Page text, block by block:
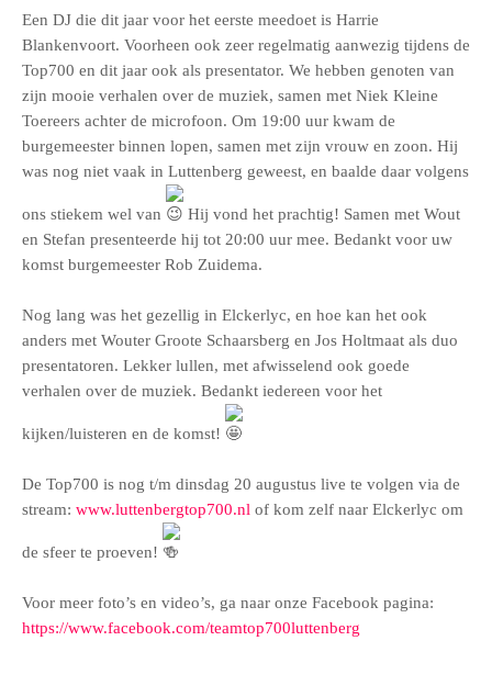
Een DJ die dit jaar voor het eerste meedoet is Harrie
Blankenvoort. Voorheen ook zeer regelmatig aanwezig tijdens de
Top700 en dit jaar ook als presentator. We hebben genoten van
zijn mooie verhalen over de muziek, samen met Niek Kleine
Toereers achter de microfoon. Om 19:00 uur kwam de
burgemeester binnen lopen, samen met zijn vrouw en zoon. Hij
was nog niet vaak in Luttenberg geweest, en baalde daar volgens
ons stiekem wel van
Hij vond het prachtig! Samen met Wout
en Stefan presenteerde hij tot 20:00 uur mee. Bedankt voor uw
komst burgemeester Rob Zuidema.
Nog lang was het gezellig in Elckerlyc, en hoe kan het ook
anders met Wouter Groote Schaarsberg en Jos Holtmaat als duo
presentatoren. Lekker lullen, met afwisselend ook goede
verhalen over de muziek. Bedankt iedereen voor het
kijken/luisteren en de komst!
De Top700 is nog t/m dinsdag 20 augustus live te volgen via de
stream: www.luttenbergtop700.nl of kom zelf naar Elckerlyc om
de sfeer te proeven!
Voor meer foto’s en video’s, ga naar onze Facebook pagina:
https://www.facebook.com/teamtop700luttenberg